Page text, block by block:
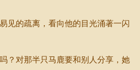
的疏离，看向他的目光涌著一闪
对那半只马鹿要和别人分享，她